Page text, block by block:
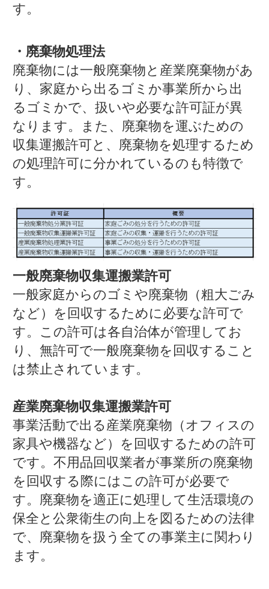
す。
・廃棄物処理法
廃棄物には一般廃棄物と産業廃棄物があ
り、家庭から出るゴミか事業所から出
るゴミかで、扱いや必要な許可証が異
なります。また、廃棄物を運ぶための
収集運搬許可と、廃棄物を処理するため
の処理許可に分かれているのも特徴で
す。
一般廃棄物収集運搬業許可
一般家庭からのゴミや廃棄物（粗大ごみ
など）を回収するために必要な許可で
す。この許可は各自治体が管理してお
り、無許可で一般廃棄物を回収すること
は禁止されています。
産業廃棄物収集運搬業許可
事業活動で出る産業廃棄物（オフィスの
家具や機器など）を回収するための許可
です。不用品回収業者が事業所の廃棄物
を回収する際にはこの許可が必要で
す。廃棄物を適正に処理して生活環境の
保全と公衆衛生の向上を図るための法律
で、廃棄物を扱う全ての事業主に関わり
ます。